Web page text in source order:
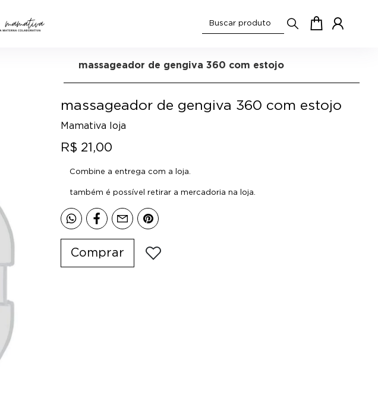
massageador de gengiva 360 com estojo
massageador de gengiva 360 com estojo
Mamativa loja
R$ 21,00
Combine a entrega com a loja.
também é possível retirar a mercadoria na loja.
Comprar